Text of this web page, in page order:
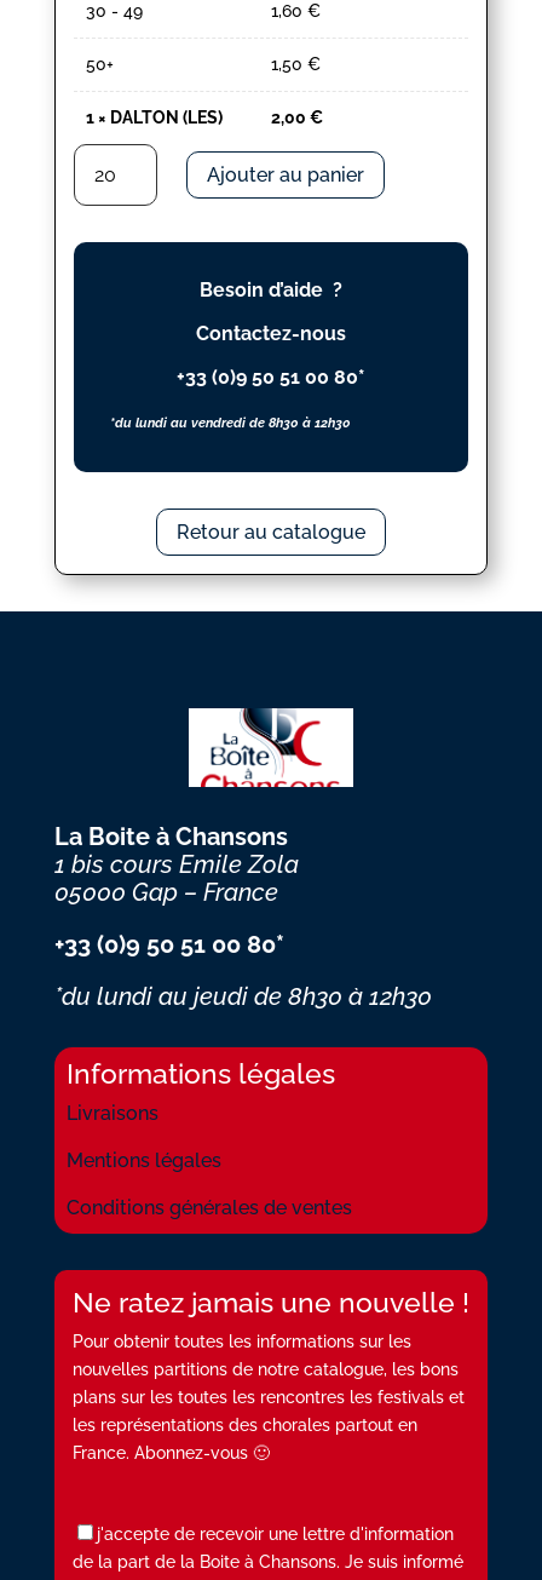
30 - 49 1,60 €
50+ 1,50 €
1× DALTON (LES) 2,00 €
quantité
DALTON
(LES)
Ajouter au panier
Besoin d’aide ?
Contactez-nous
+33 (0)9 50 51 00 80*
*du lundi au vendredi de 8h30 à 12h30
Retour au catalogue
La Boite à Chansons
1 bis cours Emile Zola
05000 Gap – France
+33 (0)9 50 51 00 80*
*du lundi au jeudi de 8h30 à 12h30
Informations légales
Livraisons
Mentions légales
Conditions générales de ventes
Ne ratez jamais une nouvelle !
Pour obtenir toutes les informations sur les
nouvelles partitions de notre catalogue, les bons
plans sur les toutes les rencontres les festivals et
les représentations des chorales partout en
France. Abonnez-vous 🙂
j'accepte de recevoir une lettre d'information
de la part de la Boite à Chansons. Je suis informé